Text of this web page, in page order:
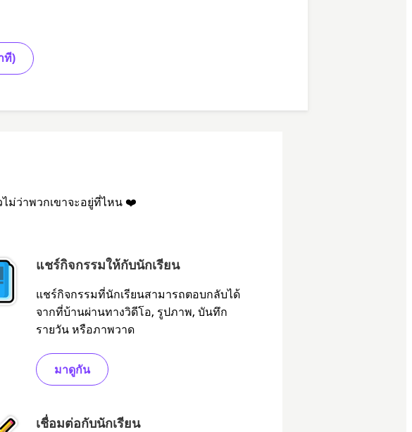
ที)
ม่ว่าพวกเขาจะอยู่ที่ไหน ❤️
แชร์กิจกรรมให้กับนักเรียน
แชร์กิจกรรมที่นักเรียนสามารถตอบกลับได้
จากที่บ้านผ่านทางวิดีโอ, รูปภาพ, บันทึก
รายวัน หรือภาพวาด
มาดูกัน
เชื่อมต่อกับนักเรียน